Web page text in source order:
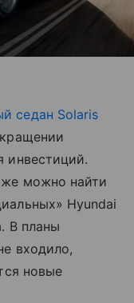
седан Solaris
инвестиций.
можно найти
Hyundai
В планы
входило,
новые